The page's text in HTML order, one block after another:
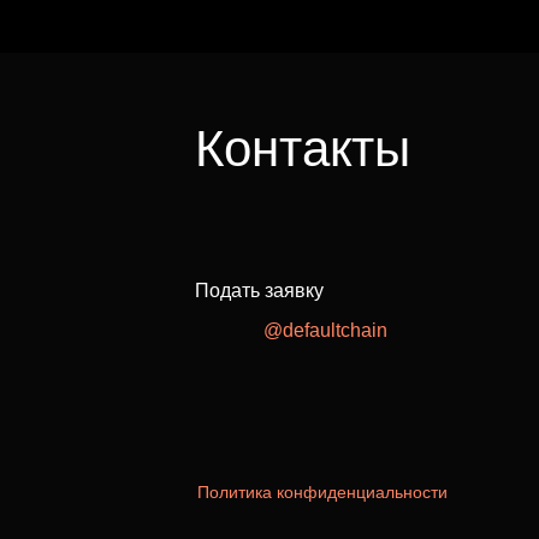
Контакты
Подать заявку
@defaultchain
Политика конфиденциальности